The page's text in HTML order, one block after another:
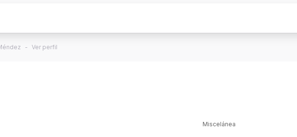
Ver perfil
Miscelánea